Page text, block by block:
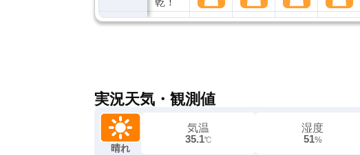
実況天気・観測値
晴れ
気温
35.1℃
湿度
51%